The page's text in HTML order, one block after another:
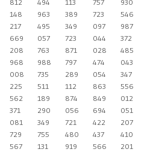
812 494 113 757
930
148 963 389 723
546
217 495 349 097
987
669 057 723 044
372
208 763 871 028
485
968 988 797 474
043
008 735 289 054
347
225 511 112 863
556
562 189 874 849
012
371 290 056 694
051
081 349 721 422
207
729 755 480 437
410
567 131 919 566
201